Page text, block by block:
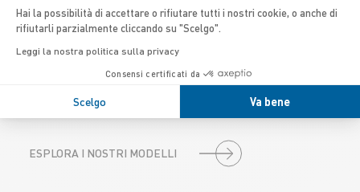
Sali a bordo del tuo gommone per diving e vai a
esplorare…
ESPLORA I NOSTRI MODELLI
Hai la possibilità di accettare o rifiutare tutti i nostri cookie, o anche di
rifiutarli parzialmente cliccando su "Scelgo".
Leggi la nostra politica sulla privacy
Consensi certificati da
Scelgo Va bene